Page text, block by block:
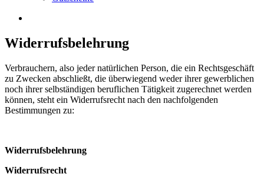
Widerrufsbelehrung
Verbrauchern, also jeder natürlichen Person, die ein Rechtsgeschäft
zu Zwecken abschließt, die überwiegend weder ihrer gewerblichen
noch ihrer selbständigen beruflichen Tätigkeit zugerechnet werden
können, steht ein Widerrufsrecht nach den nachfolgenden
Bestimmungen zu:
Widerrufsbelehrung
Widerrufsrecht